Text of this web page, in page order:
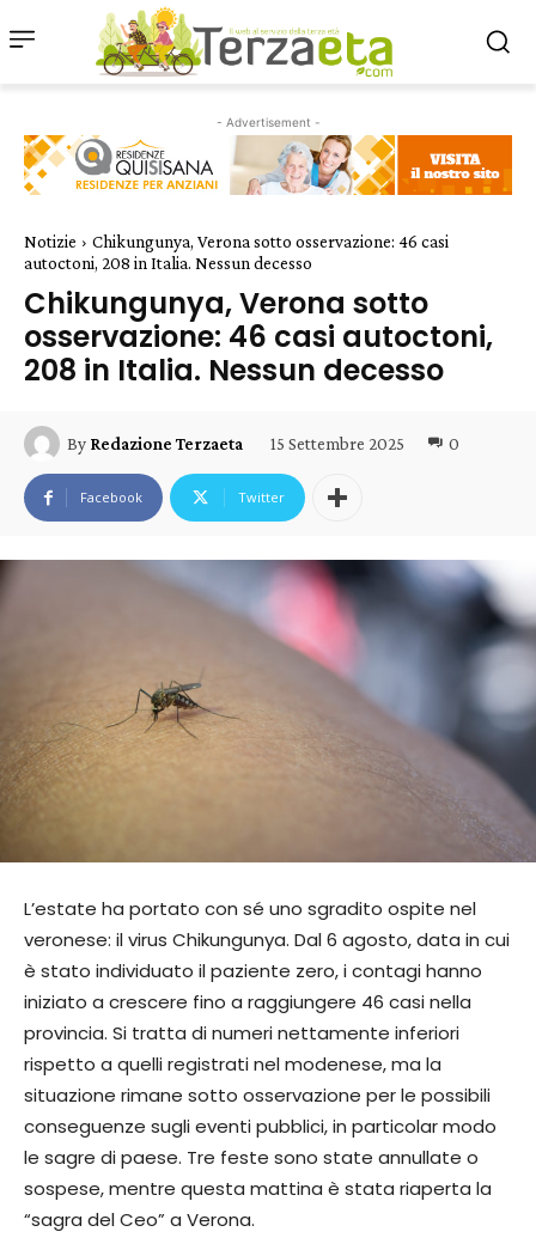
- Advertisement -
Notizie
Chikungunya, Verona sotto osservazione: 46 casi
autoctoni, 208 in Italia. Nessun decesso
Chikungunya, Verona sotto
osservazione: 46 casi autoctoni,
208 in Italia. Nessun decesso
By Redazione Terzaeta 15 Settembre 2025 0
Facebook Twitter
L’estate ha portato con sé uno sgradito ospite nel
veronese: il virus Chikungunya. Dal 6 agosto, data in cui
è stato individuato il paziente zero, i contagi hanno
iniziato a crescere fino a raggiungere 46 casi nella
provincia. Si tratta di numeri nettamente inferiori
rispetto a quelli registrati nel modenese, ma la
situazione rimane sotto osservazione per le possibili
conseguenze sugli eventi pubblici, in particolar modo
le sagre di paese. Tre feste sono state annullate o
sospese, mentre questa mattina è stata riaperta la
“sagra del Ceo” a Verona.